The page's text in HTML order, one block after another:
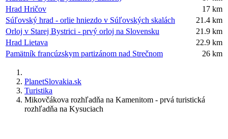
Hrad Hričov
17 km
Súľovský hrad - orlie hniezdo v Súľovských skalách
21.4 km
Orloj v Starej Bystrici - prvý orloj na Slovensku
21.9 km
Hrad Lietava
22.9 km
Pamätník francúzskym partizánom nad Strečnom
26 km
PlanetSlovakia.sk
Turistika
Mikovčákova rozhľadňa na Kamenitom - prvá turistická
rozhľadňa na Kysuciach